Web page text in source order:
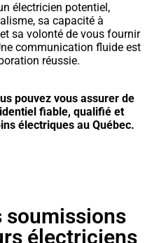
électricien potentiel,
sa capacité à
sa volonté de vous fournir
communication fluide est
réussie.
pouvez vous assurer de
fiable, qualifié et
électriques au Québec.
soumissions
électriciens